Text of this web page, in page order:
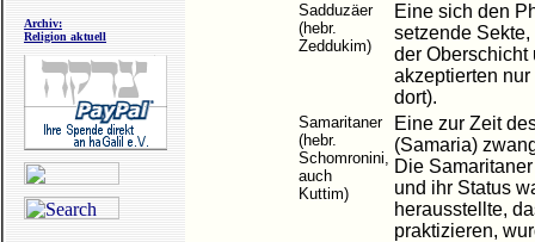
Archiv:
Religion aktuell
Sadduzäer
(hebr.
Zeddukim)
Eine sich den
setzende
der Oberschicht
akzeptierten nur
dort).
Samaritaner
(hebr.
Schomronini,
auch
Kuttim)
Eine zur Zeit
(Samaria)
Die
und ihr Status
herausstellte,
praktizieren,